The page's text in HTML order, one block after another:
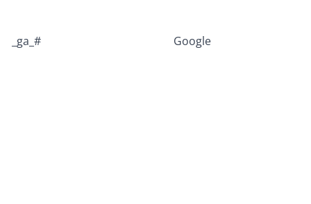
_ga_# Google